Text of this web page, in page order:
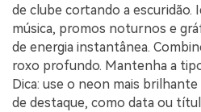
de clube cortando a escuridão.
música, promos noturnos e
de energia instantânea.
roxo profundo. Mantenha a
Dica: use o neon mais
de destaque, como data ou